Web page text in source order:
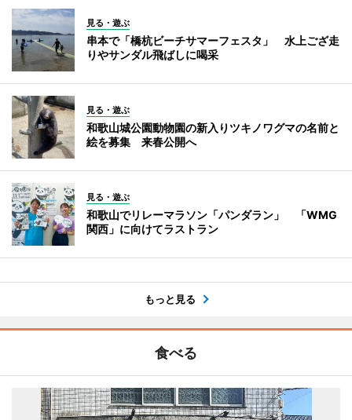
見る・遊ぶ
串本で「橋杭ビーチサマーフェスタ」 水上ござ走
りやサンダル飛ばしに喝采
見る・遊ぶ
和歌山城公園動物園の新入りツキノワグマの名前と
絵を募集 来春公開へ
見る・遊ぶ
和歌山でリレーマラソン「パンダラン」 「WMG
関西」に向けてラストラン
もっと見る
食べる